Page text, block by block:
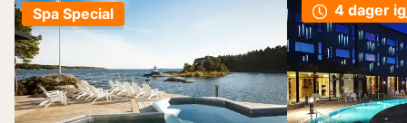
Spa Special 4 dager